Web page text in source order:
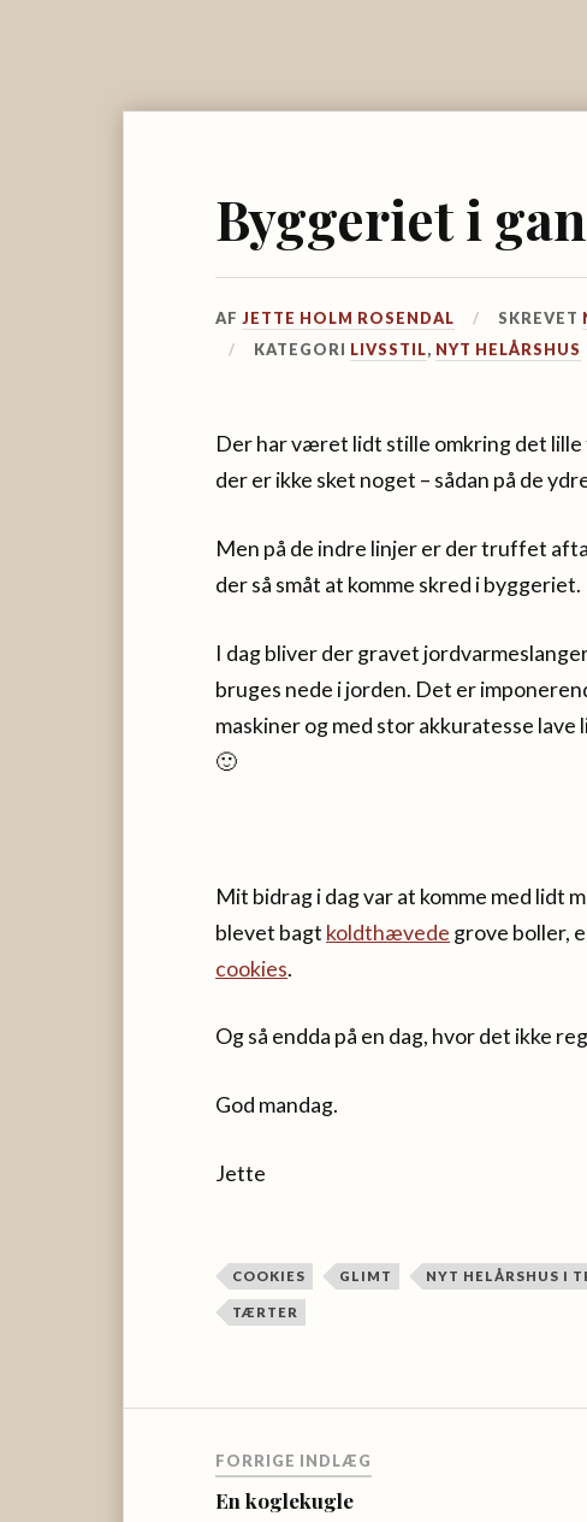
Byggeriet i
AFJETTE HOLM ROSENDAL SKREVET
KATEGORI LIVSSTIL, NYT HELÅRSHUS
Der har været lidt stille omkring det
der er ikke sket noget – sådan på de
Men på de indre linjer er der truffet
der så småt at komme skred i byggeriet.
I dag bliver der gravet
bruges nede i jorden. Det er
maskiner og med stor akkuratesse
🙂
Mit bidrag i dag var at komme med lidt
blevet bagt koldthævede grove boller,
cookies.
Og så endda på en dag, hvor det ikke
God mandag.
Jette
COOKIES GLIMT NYT HELÅRSHUS I
TÆRTER
FORRIGE INDLÆG
En koglekugle